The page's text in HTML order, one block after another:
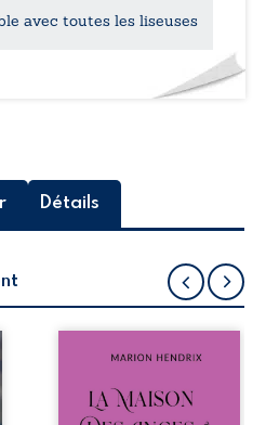
avec toutes les liseuses
Détails
Nous sommes en
après le décès du
patriarche